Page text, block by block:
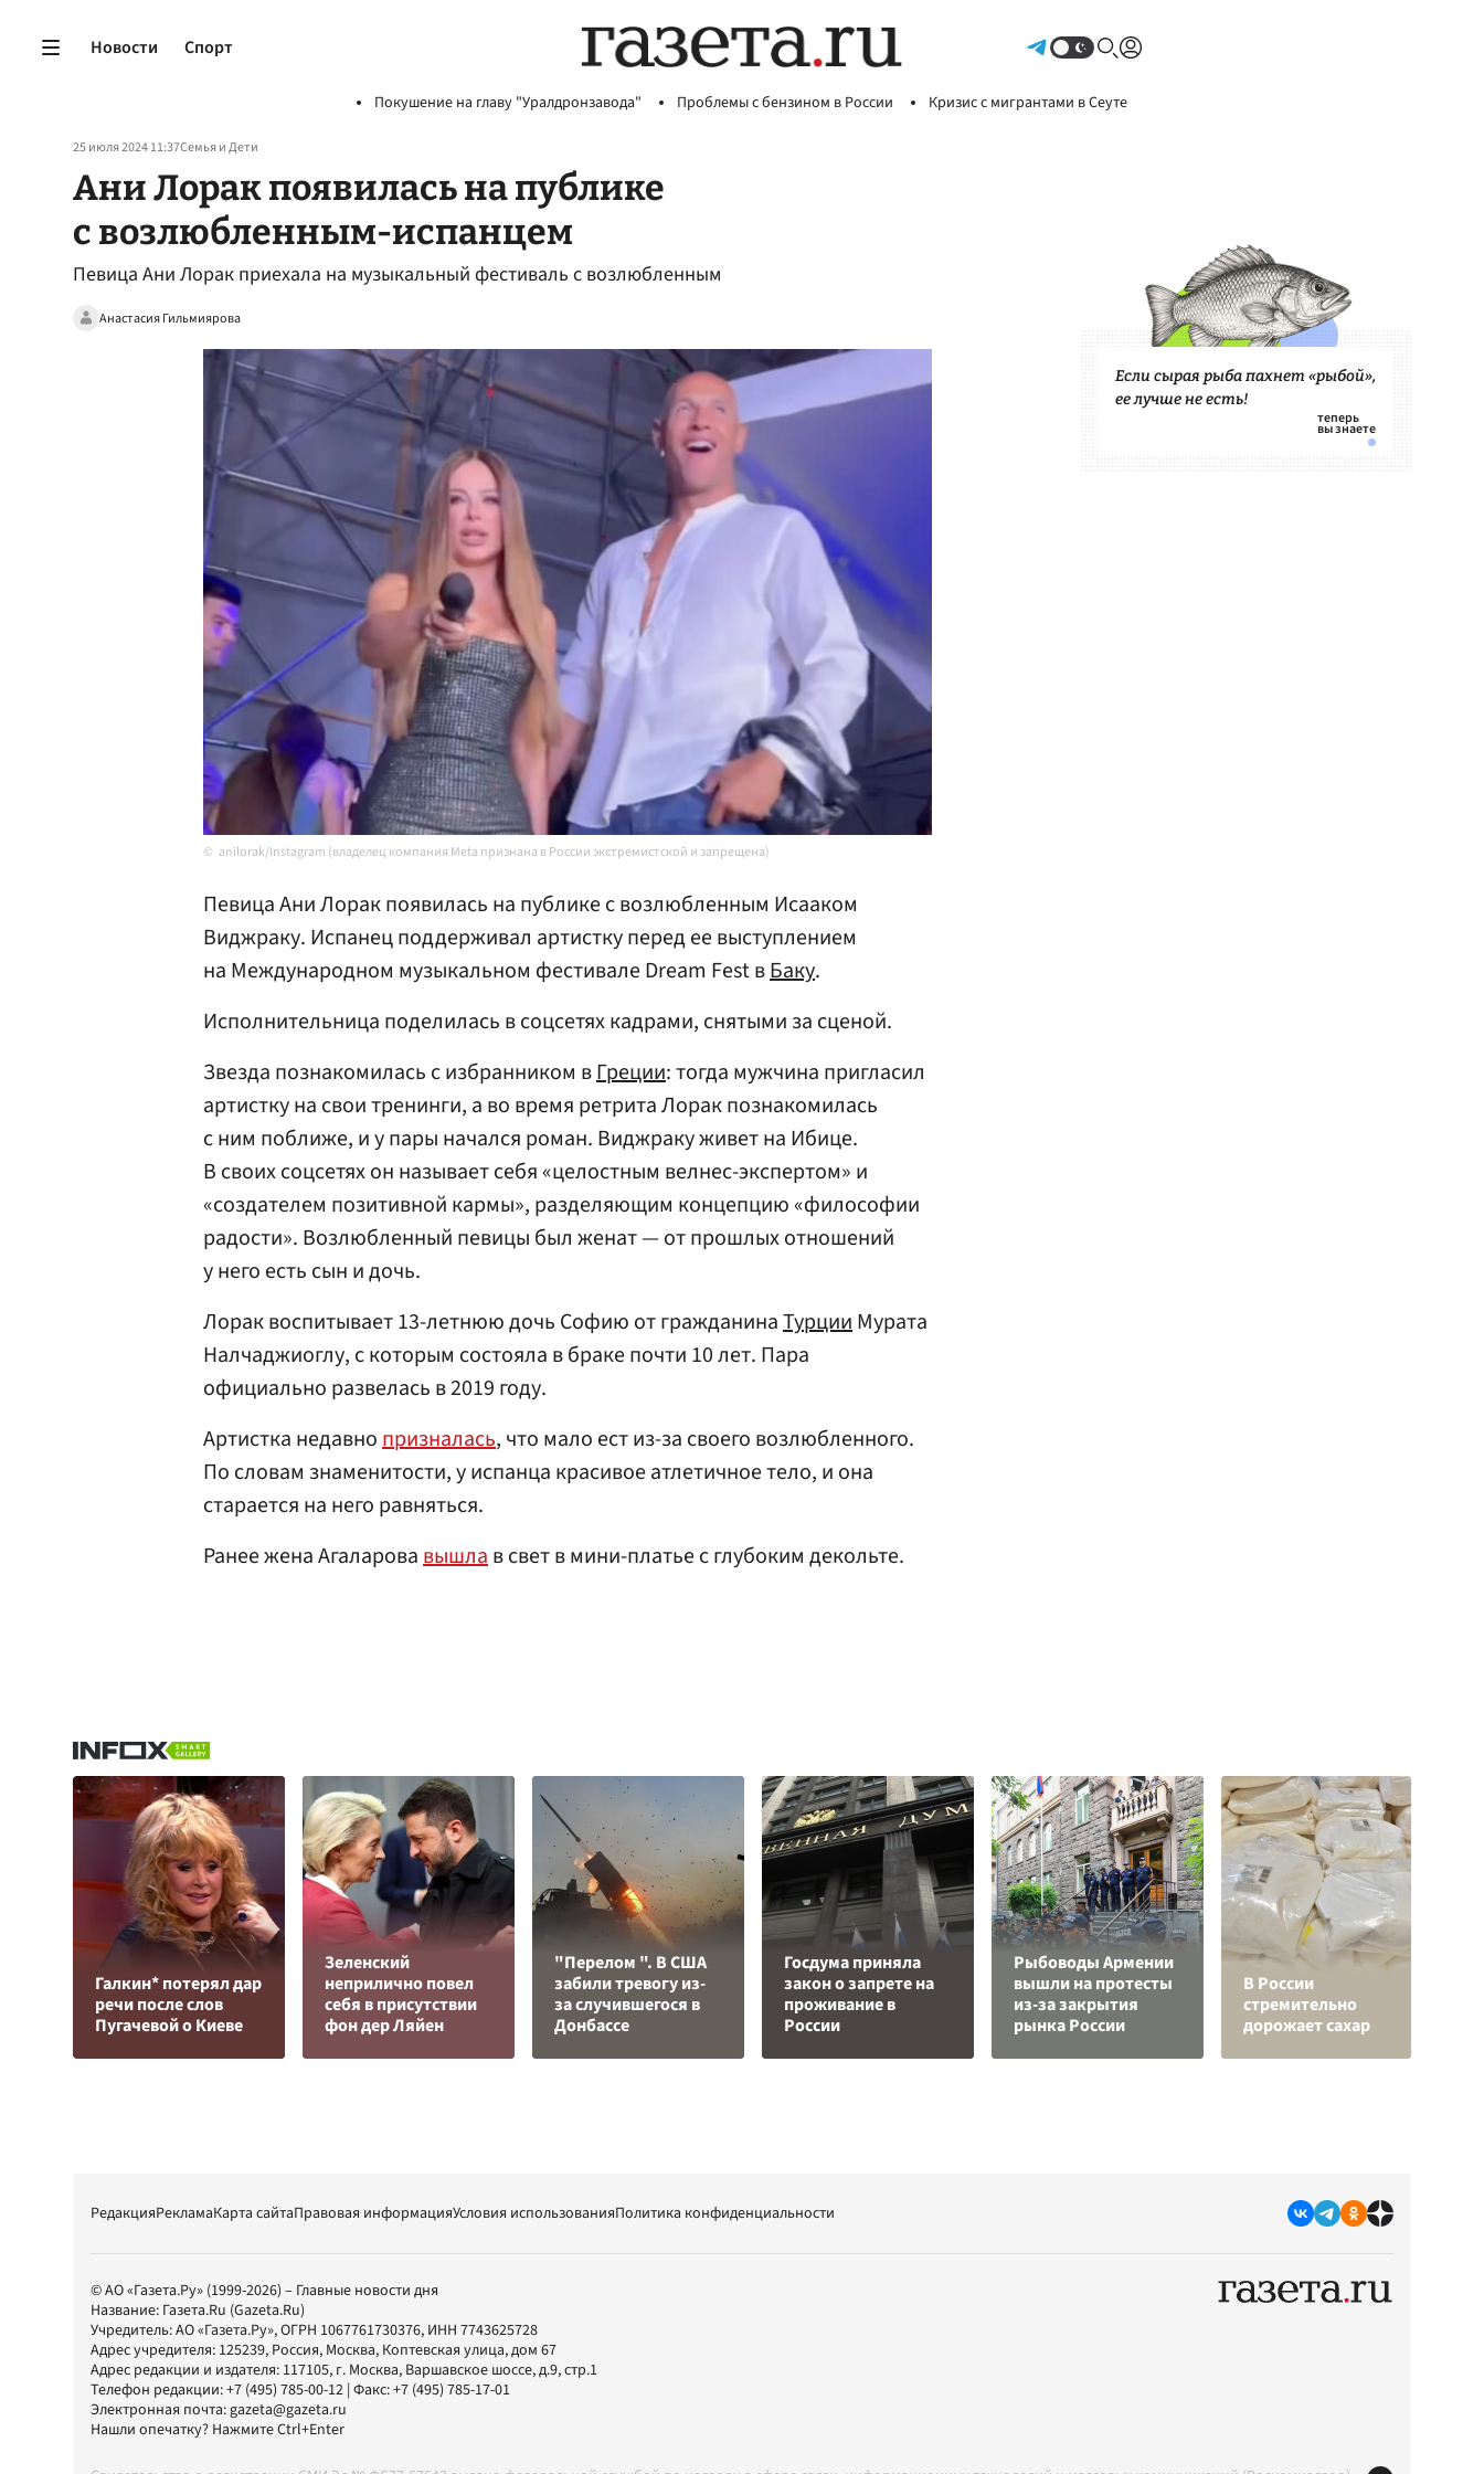
Новости Спорт
Покушение на главу "Уралдронзавода" Проблемы с бензином в России Кризис с мигрантами в Сеуте
25 июля 2024 11:37Семья и Дети
Ани Лорак появилась на публике
с возлюбленным-испанцем
Певица Ани Лорак приехала на музыкальный фестиваль с возлюбленным
Анастасия Гильмиярова
anilorak/Instagram (владелец компания Meta признана в России экстремистской и запрещена)
Певица Ани Лорак появилась на публике с возлюбленным Исааком
Виджраку. Испанец поддерживал артистку перед ее выступлением
на Международном музыкальном фестивале Dream Fest вБаку.
Исполнительница поделилась в соцсетях кадрами, снятыми за сценой.
Звезда познакомилась с избранником вГреции: тогда мужчина пригласил
артистку на свои тренинги, а во время ретрита Лорак познакомилась
с ним поближе, и у пары начался роман. Виджраку живет на Ибице.
В своих соцсетях он называет себя «целостным велнес-экспертом» и
«создателем позитивной кармы», разделяющим концепцию «философии
радости». Возлюбленный певицы был женат — от прошлых отношений
у него есть сын и дочь.
Лорак воспитывает 13-летнюю дочь Софию от гражданинаТурцииМурата
Налчаджиоглу, с которым состояла в браке почти 10 лет. Пара
официально развелась в 2019 году.
Артистка недавнопризналась, что мало ест из-за своего возлюбленного.
По словам знаменитости, у испанца красивое атлетичное тело, и она
старается на него равняться.
Ранее жена Агаларовавышлав свет в мини-платье с глубоким декольте.
Если сырая рыба пахнет «рыбой»,
ее лучше не есть!
Галкин* потерял дар
речи после слов
Пугачевой о Киеве
Зеленский
неприлично повел
cебя в присутствии
фон дер Ляйен
"Перелом ". В США
забили тревогу из-
за случившегося в
Донбассе
Госдума приняла
закон о запрете на
проживание в
России
Рыбоводы Армении
вышли на протесты
из-за закрытия
рынка России
В России
стремительно
дорожает сахар
РедакцияРекламаКарта сайтаПравовая информацияУсловия использованияПолитика конфиденциальности
© АО «Газета.Ру» (1999-2026) – Главные новости дня
Название: Газета.Ru (Gazeta.Ru)
Учредитель:АО «Газета.Ру», ОГРН 1067761730376, ИНН 7743625728
Адрес учредителя: 125239, Россия, Москва, Коптевская улица, дом 67
Адрес редакции и издателя: 117105, г. Москва, Варшавское шоссе, д.9, стр.1
Телефон редакции:+7 (495) 785-00-12 | Факс:+7 (495) 785-17-01
Электронная почта:gazeta@gazeta.ru
Нашли опечатку? Нажмите Ctrl+Enter